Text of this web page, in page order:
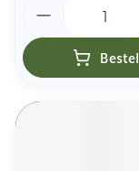
Bestel